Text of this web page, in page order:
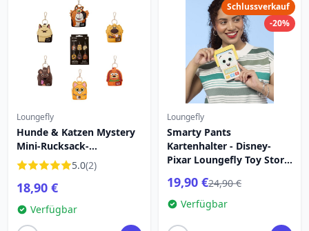
Loungefly
Hunde & Katzen Mystery
Mini-Rucksack-
Schlüsselanhänger -
Disney-Pixar Loungefly
5.0(2)
18,90 €
Verfügbar
Schlussverkauf
-20%
Loungefly
Smarty Pants
Kartenhalter - Disney-
Pixar Loungefly Toy Story
19,90 €24,90 €
Verfügbar